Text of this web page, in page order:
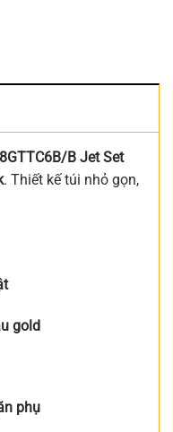
B Jet Set
. Thiết kế túi nhỏ gọn,
gold
phụ